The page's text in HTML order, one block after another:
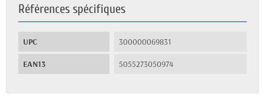
Références spécifiques
UPC 300000069831
EAN13 5055273050974